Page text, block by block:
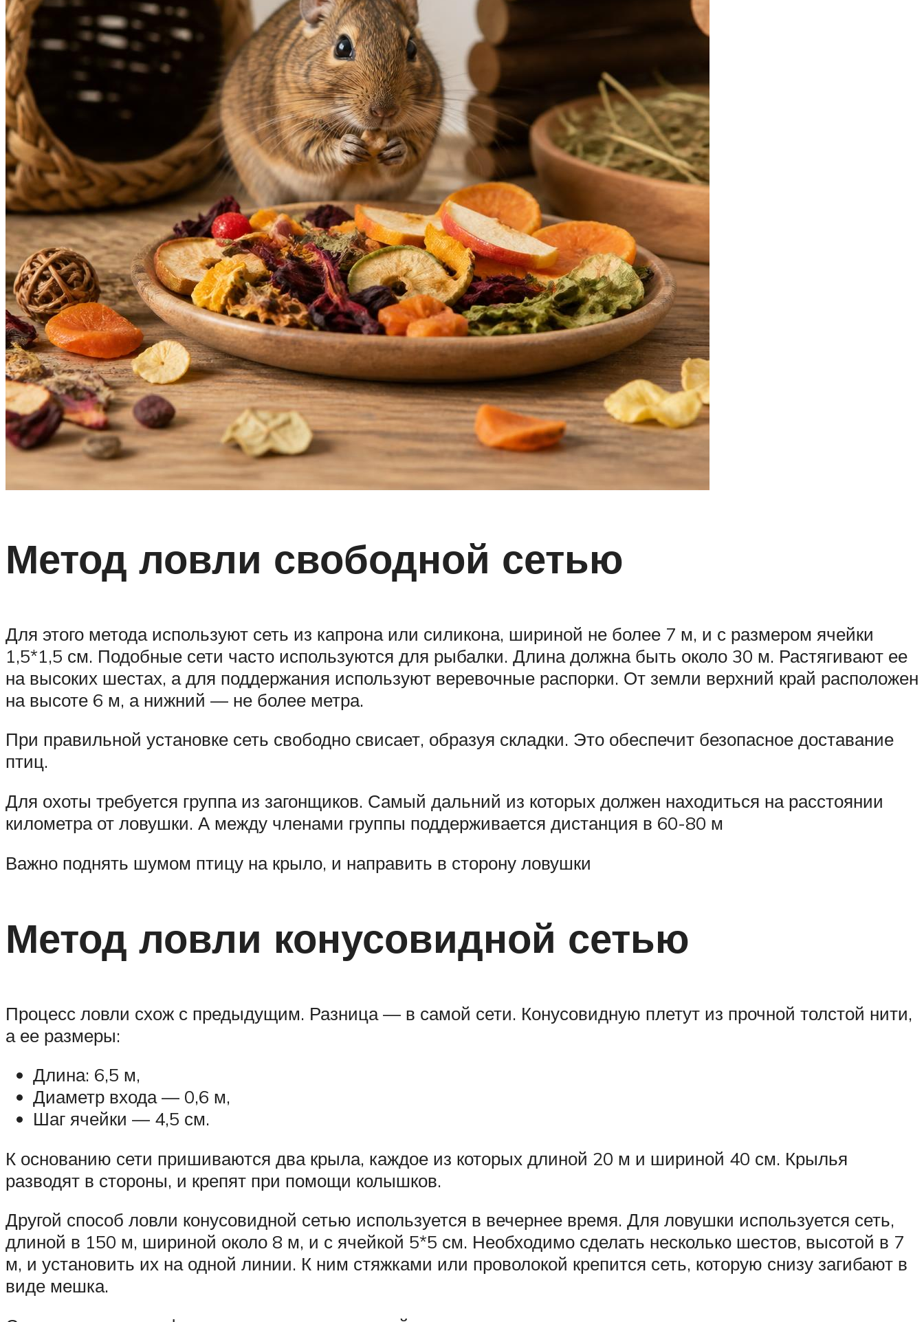
Метод ловли свободной сетью
Для этого метода используют сеть из капрона или силикона, шириной не более 7 м, и с размером ячейки
1,5*1,5 см. Подобные сети часто используются для рыбалки. Длина должна быть около 30 м. Растягивают ее
на высоких шестах, а для поддержания используют веревочные распорки. От земли верхний край расположен
на высоте 6 м, а нижний — не более метра.
При правильной установке сеть свободно свисает, образуя складки. Это обеспечит безопасное доставание
птиц.
Для охоты требуется группа из загонщиков. Самый дальний из которых должен находиться на расстоянии
километра от ловушки. А между членами группы поддерживается дистанция в 60-80 м
Важно поднять шумом птицу на крыло, и направить в сторону ловушки
Метод ловли конусовидной сетью
Процесс ловли схож с предыдущим. Разница — в самой сети. Конусовидную плетут из прочной толстой нити,
а ее размеры:
Длина: 6,5 м,
Диаметр входа — 0,6 м,
Шаг ячейки — 4,5 см.
К основанию сети пришиваются два крыла, каждое из которых длиной 20 м и шириной 40 см. Крылья
разводят в стороны, и крепят при помощи колышков.
Другой способ ловли конусовидной сетью используется в вечернее время. Для ловушки используется сеть,
длиной в 150 м, шириной около 8 м, и с ячейкой 5*5 см. Необходимо сделать несколько шестов, высотой в 7
м, и установить их на одной линии. К ним стяжками или проволокой крепится сеть, которую снизу загибают в
виде мешка.